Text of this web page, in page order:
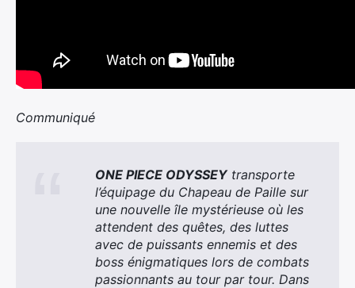
Communiqué
ONE PIECE ODYSSEYtransporte
l’équipage du Chapeau de Paille sur
une nouvelle île mystérieuse où les
attendent des quêtes, des luttes
avec de puissants ennemis et des
boss énigmatiques lors de combats
passionnants au tour par tour. Dans